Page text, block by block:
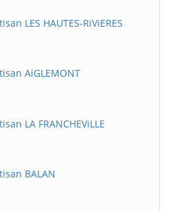
LES HAUTES-RiViERES
AiGLEMONT
LA FRANCHEViLLE
BALAN